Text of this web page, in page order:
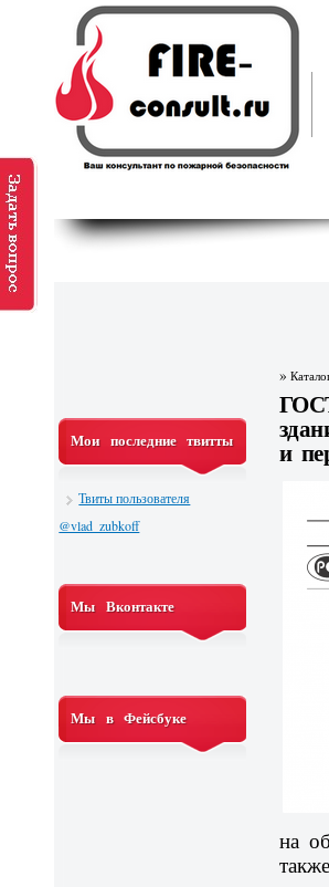
»
и
на
Мои последние твитты
Твиты пользователя
@vlad_zubkoff
Мы Вконтакте
Мы в Фейсбуке